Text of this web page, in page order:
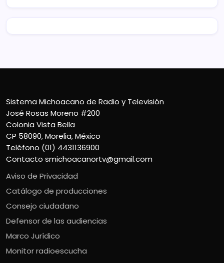
Sistema Michoacano de Radio y Televisión
José Rosas Moreno #200
Colonia Vista Bella
CP 58090, Morelia, México
Teléfono (01) 4431136900
Contacto smichoacanortv@gmail.com
Aviso de Privacidad
Catálogo de producciones
Consejo ciudadano
Defensor de las audiencias
Marco Jurídico
Monitor radioescucha